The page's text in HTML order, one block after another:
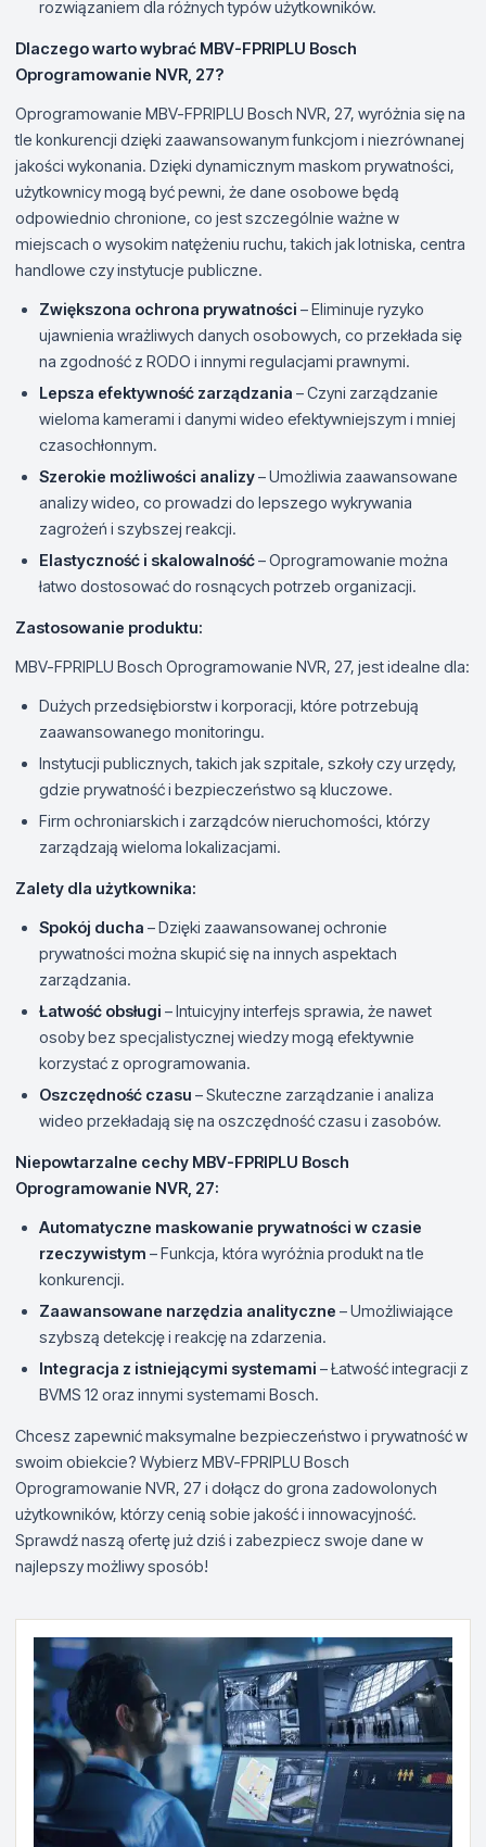
rozwiązaniem dla różnych typów użytkowników.
Dlaczego warto wybrać MBV-FPRIPLU Bosch
Oprogramowanie NVR, 27?
Oprogramowanie MBV-FPRIPLU Bosch NVR, 27, wyróżnia się na
tle konkurencji dzięki zaawansowanym funkcjom i niezrównanej
jakości wykonania. Dzięki dynamicznym maskom prywatności,
użytkownicy mogą być pewni, że dane osobowe będą
odpowiednio chronione, co jest szczególnie ważne w
miejscach o wysokim natężeniu ruchu, takich jak lotniska, centra
handlowe czy instytucje publiczne.
Zwiększona ochrona prywatności – Eliminuje ryzyko
ujawnienia wrażliwych danych osobowych, co przekłada się
na zgodność z RODO i innymi regulacjami prawnymi.
Lepsza efektywność zarządzania – Czyni zarządzanie
wieloma kamerami i danymi wideo efektywniejszym i mniej
czasochłonnym.
Szerokie możliwości analizy– Umożliwia zaawansowane
analizy wideo, co prowadzi do lepszego wykrywania
zagrożeń i szybszej reakcji.
Elastyczność i skalowalność– Oprogramowanie można
łatwo dostosować do rosnących potrzeb organizacji.
Zastosowanie produktu:
MBV-FPRIPLU Bosch Oprogramowanie NVR, 27, jest idealne dla:
Dużych przedsiębiorstw i korporacji, które potrzebują
zaawansowanego monitoringu.
Instytucji publicznych, takich jak szpitale, szkoły czy urzędy,
gdzie prywatność i bezpieczeństwo są kluczowe.
Firm ochroniarskich i zarządców nieruchomości, którzy
zarządzają wieloma lokalizacjami.
Zalety dla użytkownika:
Spokój ducha – Dzięki zaawansowanej ochronie
prywatności można skupić się na innych aspektach
zarządzania.
Łatwość obsługi – Intuicyjny interfejs sprawia, że nawet
osoby bez specjalistycznej wiedzy mogą efektywnie
korzystać z oprogramowania.
Oszczędność czasu – Skuteczne zarządzanie i analiza
wideo przekładają się na oszczędność czasu i zasobów.
Niepowtarzalne cechy MBV-FPRIPLU Bosch
Oprogramowanie NVR, 27:
Automatyczne maskowanie prywatności w czasie
rzeczywistym – Funkcja, która wyróżnia produkt na tle
konkurencji.
Zaawansowane narzędzia analityczne – Umożliwiające
szybszą detekcję i reakcję na zdarzenia.
Integracja z istniejącymi systemami – Łatwość integracji z
BVMS 12 oraz innymi systemami Bosch.
Chcesz zapewnić maksymalne bezpieczeństwo i prywatność w
swoim obiekcie? Wybierz MBV-FPRIPLU Bosch
Oprogramowanie NVR, 27 i dołącz do grona zadowolonych
użytkowników, którzy cenią sobie jakość i innowacyjność.
Sprawdź naszą ofertę już dziś i zabezpiecz swoje dane w
najlepszy możliwy sposób!